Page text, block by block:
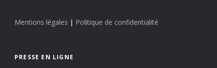
Mentions légales | Politique de confidentialité
PRESSE EN LIGNE